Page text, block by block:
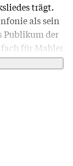
trägt.
als sein
Publikum der
für Mahler
nicht ernst –
ist kein
eine kindlich-
vom
Leben“
und sanfter